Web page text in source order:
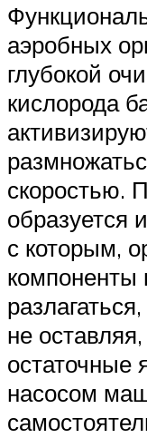
аэробных
глубокой
кислорода
скоростью.
образуется
с которым,
компоненты
не
остаточные
насосом